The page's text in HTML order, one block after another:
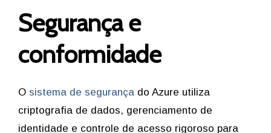
Segurança e
conformidade
O sistema de segurança do Azure utiliza
criptografia de dados, gerenciamento de
identidade e controle de acesso rigoroso para